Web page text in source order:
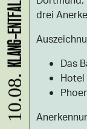
drei
Das
10.08.